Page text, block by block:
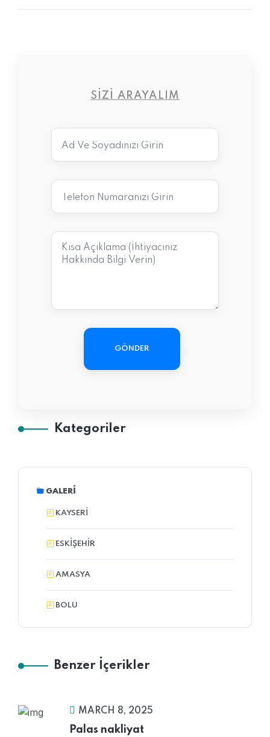
SIZI ARAYALIM
GÖNDER
Kategoriler
GALERI
KAYSERI
ESKIŞEHIR
AMASYA
BOLU
Benzer İçerikler
MARCH 8, 2025
Palas nakliyat